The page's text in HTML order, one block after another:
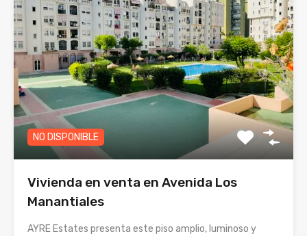
NO DISPONIBLE
Vivienda en venta en Avenida Los
Manantiales
AYRE Estates presenta este piso amplio, luminoso y